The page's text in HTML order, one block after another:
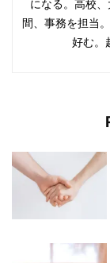
になる。高校
間、事務を担当
好む。